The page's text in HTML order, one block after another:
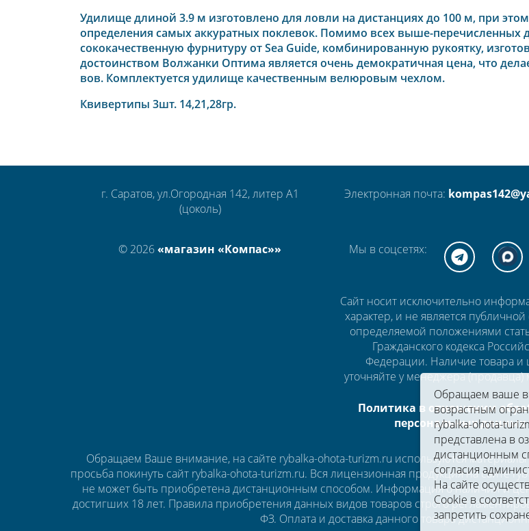
Удилище длиной 3.9 м изготовлено для ловли на дистанциях до 100 м, при этом
определения самых аккуратных поклевок. Помимо всех выше-перечисленных
сококачественную фурнитуру от Sea Guide, комбинированную рукоятку,
достоинством Волжанки Оптима является очень демократичная цена, что
вов. Комплектуется удилище качественным велюровым чехлом.
Квивертипы 3шт. 14,21,28гр.
г. Саратов, ул.Огородная 142, литер А1
(цоколь)
Электронная почта:
© 2026«магазин «Компас»» Мы в соцсетях:
Сайт носит исключительно
характер, и не является
определяемой положениями
Гражданского кодекса
Федерации. Наличие товара и
уточняйте у менеджера (продавца)
Политика в отношении
персональных данных
Обращаем Ваше внимание, на сайте rybalka-ohota-turizm.ru используются
просьба покинуть сайт rybalka-ohota-turizm.ru. Вся лицензионная продукция на сайте
не может быть приобретена дистанционным способом. Информация о наличии и
достигших 18 лет. Правила приобретения данных видов товаров строго
ФЗ. Оплата и доставка данного товара
Обращаем ваше
возрастным
rybalka-ohota-
представлена в
дистанционным
согласия
На сайте
Cookie в
запретить